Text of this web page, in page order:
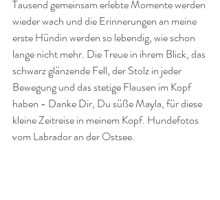
Tausend gemeinsam erlebte Momente werden
wieder wach und die Erinnerungen an meine
erste Hündin werden so lebendig, wie schon
lange nicht mehr. Die Treue in ihrem Blick, das
schwarz glänzende Fell, der Stolz in jeder
Bewegung und das stetige Flausen im Kopf
haben - Danke Dir, Du süße Mayla, für diese
kleine Zeitreise in meinem Kopf. Hundefotos
vom Labrador an der Ostsee.